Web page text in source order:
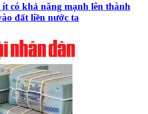
có khả năng mạnh lên thành
đất liền nước ta